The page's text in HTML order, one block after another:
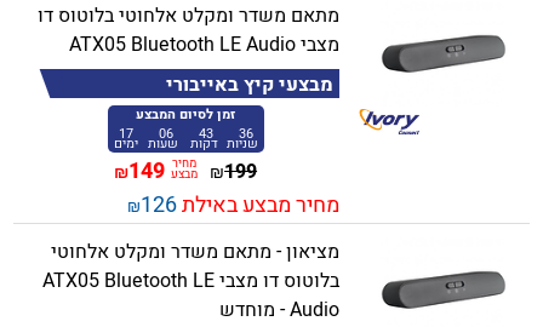
מתאם משדר ומקלט אלחוטי בלוטוס דו
מצבי ATX05 Bluetooth LE Audio
מבצעי קיץ באייבורי
זמן לסיום המבצע
36
שניות 43
דקות 06
שעות 17
ימים
199
₪ מחיר
מבצע 149
₪
מחיר מבצע באילת126
₪
מציאון - מתאם משדר ומקלט אלחוטי
בלוטוס דו מצבי ATX05 Bluetooth LE
Audio - מוחדש